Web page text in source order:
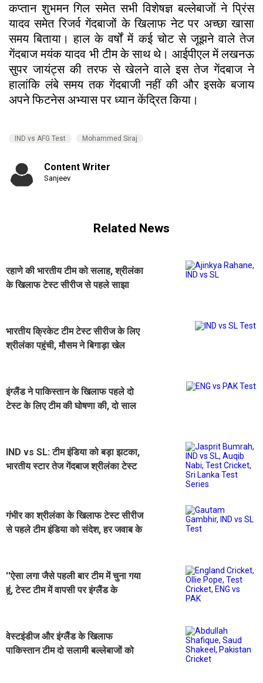
कप्तान शुभमन गिल समेत सभी विशेषज्ञ बल्लेबाजों ने प्रिंस
यादव समेत रिजर्व गेंदबाजों के खिलाफ नेट पर अच्छा खासा
समय बिताया। हाल के वर्षों में कई चोट से जूझने वाले तेज
गेंदबाज मयंक यादव भी टीम के साथ थे। आईपीएल में लखनऊ
सुपर जायंट्स की तरफ से खेलने वाले इस तेज गेंदबाज ने
हालांकि लंबे समय तक गेंदबाजी नहीं की और इसके बजाय
अपने फिटनेस अभ्यास पर ध्यान केंद्रित किया।
IND vs AFG Test Mohammed Siraj
Content Writer
Sanjeev
Related News
रहाणे की भारतीय टीम को सलाह, श्रीलंका
के खिलाफ टेस्ट सीरीज से पहले साझा
भारतीय क्रिकेट टीम टेस्ट सीरीज के लिए
श्रीलंका पहुंची, मौसम ने बिगाड़ा खेल
इंग्लैंड ने पाकिस्तान के खिलाफ पहले दो
टेस्ट के लिए टीम की घोषणा की, दो साल
IND vs SL: टीम इंडिया को बड़ा झटका,
भारतीय स्टार तेज गेंदबाज श्रीलंका टेस्ट
गंभीर का श्रीलंका के खिलाफ टेस्ट सीरीज
से पहले टीम इंडिया को संदेश, हर जवाब के
''ऐसा लगा जैसे पहली बार टीम में चुना गया
हूं, टेस्ट टीम में वापसी पर इंग्लैंड के
वेस्टइंडीज और इंग्लैंड के खिलाफ
पाकिस्तान टीम दो सलामी बल्लेबाजों को